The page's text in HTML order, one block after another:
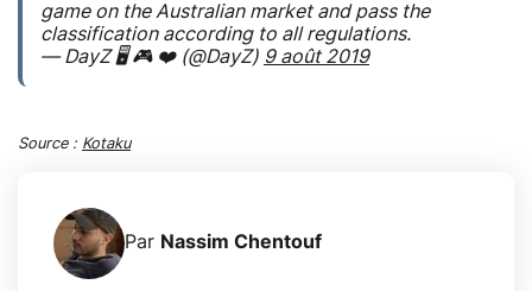
game on the Australian market and pass the
classification according to all regulations.
— DayZ 🖥 🎮 ❤️ (@DayZ) 9 août 2019
Source : Kotaku
Par Nassim Chentouf